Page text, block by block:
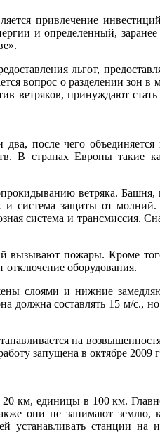
привлечение
и определенный, заранее
льгот,
вопрос о разделении зон в
ветряков, принуждают
после чего объединяется
В странах Европы такие
ветряка. Башня,
и система защиты от
система и трансмиссия.
вызывают пожары. Кроме
отключение оборудования.
слоями и нижние
должна составлять 15 м/с.,
на
запущена в октябре 2009
20 км, единицы в 100 км.
они не занимают землю,
устанавливать станции на